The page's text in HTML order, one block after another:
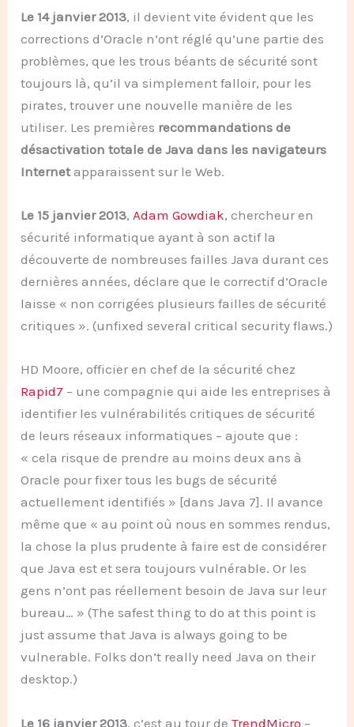
Le 14 janvier 2013, il devient vite évident que les
corrections d’Oracle n’ont réglé qu’une partie des
problèmes, que les trous béants de sécurité sont
toujours là, qu’il va simplement falloir, pour les
pirates, trouver une nouvelle manière de les
utiliser. Les premières recommandations de
désactivation totale de Java dans les navigateurs
Internetapparaissent sur le Web.
Le 15 janvier 2013,Adam Gowdiak, chercheur en
sécurité informatique ayant à son actif la
découverte de nombreuses failles Java durant ces
dernières années, déclare que le correctif d’Oracle
laisse « non corrigées plusieurs failles de sécurité
critiques ». (unfixed several critical security flaws.)
HD Moore, officier en chef de la sécurité chez
Rapid7 – une compagnie qui aide les entreprises à
identifier les vulnérabilités critiques de sécurité
de leurs réseaux informatiques – ajoute que :
« cela risque de prendre au moins deux ans à
Oracle pour fixer tous les bugs de sécurité
actuellement identifiés » [dans Java 7]. Il avance
même que « au point où nous en sommes rendus,
la chose la plus prudente à faire est de considérer
que Java est et sera toujours vulnérable. Or les
gens n’ont pas réellement besoin de Java sur leur
bureau… » (The safest thing to do at this point is
just assume that Java is always going to be
vulnerable. Folks don’t really need Java on their
desktop.)
Le 16 janvier 2013, c’est au tour deTrendMicro –